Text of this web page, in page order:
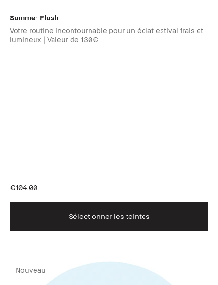
Summer Flush​
Votre routine incontournable pour un éclat estival frais et
lumineux | Valeur de 130€
€104.00
Sélectionner les teintes
Nouveau